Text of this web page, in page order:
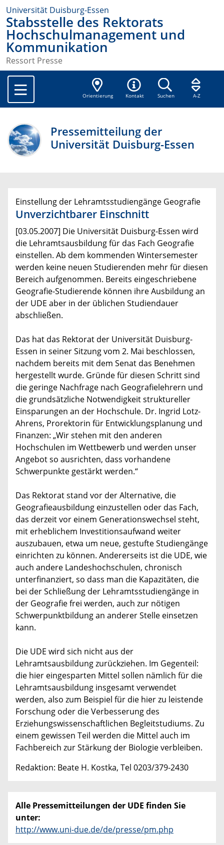
Universität Duisburg-Essen
Stabsstelle des Rektorats
Hochschulmanagement und
Kommunikation
Ressort Presse
Orientierung Kontakt Suchen A-Z
Pressemitteilung der
Universität Duisburg-Essen
Einstellung der Lehramtsstudiengänge Geografie
Unverzichtbarer Einschnitt
[03.05.2007] Die Universität Duisburg-Essen wird
die Lehramtsausbildung für das Fach Geografie
einstellen. Ab dem kommenden Wintersemester
werden keine neuen Studierenden mehr für diesen
Bereich aufgenommen. Bereits eingeschriebene
Geografie-Studierende können ihre Ausbildung an
der UDE aber in der üblichen Studiendauer
abschließen.
Das hat das Rektorat der Universität Duisburg-
Essen in seiner Sitzung vom 2. Mai beschlossen,
nachdem bereits mit dem Senat das Benehmen
hergestellt wurde. Gründe für diesen Schritt sind
die geringe Nachfrage nach Geografielehrern und
die grundsätzliche Notwendigkeit struktureller
Einsparungen an der Hochschule. Dr. Ingrid Lotz-
Ahrens, Prorektorin für Entwicklungsplanung und
Finanzen: „Wir stehen mit den anderen
Hochschulen im Wettbewerb und werden unser
Angebot so ausrichten, dass vorhandene
Schwerpunkte gestärkt werden.“
Das Rektorat stand vor der Alternative, die
Geografieausbildung einzustellen oder das Fach,
das derzeit vor einem Generationswechsel steht,
mit erheblichem Investitionsaufwand weiter
auszubauen, etwa um neue, gestufte Studiengänge
einrichten zu können. Andererseits ist die UDE, wie
auch andere Landeshochschulen, chronisch
unterfinanziert, so dass man die Kapazitäten, die
bei der Schließung der Lehramtsstudiengänge in
der Geografie frei werden, auch zur nötigen
Schwerpunktbildung an anderer Stelle einsetzen
kann.
Die UDE wird sich nicht aus der
Lehramtsausbildung zurückziehen. Im Gegenteil:
die hier eingesparten Mittel sollen nämlich für die
Lehramtsausbildung insgesamt verwendet
werden, also zum Beispiel für die hier zu leistende
Forschung oder die Verbesserung des
Erziehungswissenschaftlichen Begleitstudiums. Zu
einem gewissen Teil werden die Mittel auch im
Fachbereich zur Stärkung der Biologie verbleiben.
Redaktion: Beate H. Kostka, Tel 0203/379-2430
Alle Pressemitteilungen der UDE finden Sie
unter:
http://www.uni-due.de/de/presse/pm.php